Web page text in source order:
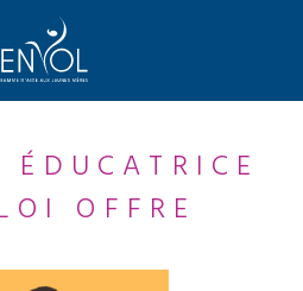
ÉDUCATRICE
OFFRE